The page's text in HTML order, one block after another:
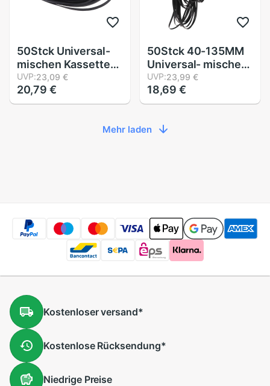
50Stck Universal-
mischen Kassette
Band Maschine
Gürtel sortiert
Gemeinsame Stock
Gürtel für cd DVD
UVP:23,09 €
20,79 €
50Stck 40-135MM
Universal- mischen
Kassette Band
Maschine Gürtel
sortiert
Gummi Gürtel für
UVP:23,99 €
18,69 €
Mehr laden
Kostenloserversand*
KostenloseRücksendung*
NiedrigePreise